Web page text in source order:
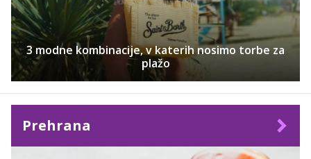
3 modne kombinacije, v katerih nosimo torbe za
plažo
Prehrana